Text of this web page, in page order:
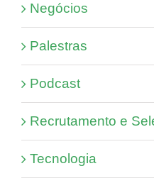
Negócios
Palestras
Podcast
Recrutamento e
Tecnologia